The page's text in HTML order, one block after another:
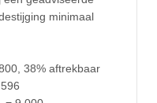
minimaal
38% aftrekbaar